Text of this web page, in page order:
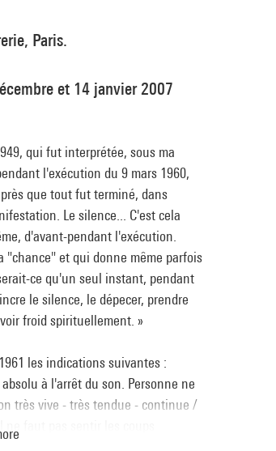
Paris.
et 14 janvier 2007
qui fut interprétée, sous ma
l'exécution du 9 mars 1960,
que tout fut terminé, dans
Le silence... C'est cela
d'avant-pendant l'exécution.
"chance" et qui donne même parfois
ce qu'un seul instant, pendant
le silence, le dépecer, prendre
froid spirituellement. »
les indications suivantes :
à l'arrêt du son. Personne ne
très vive - très tendue - continue /
faut pas sentir les coups